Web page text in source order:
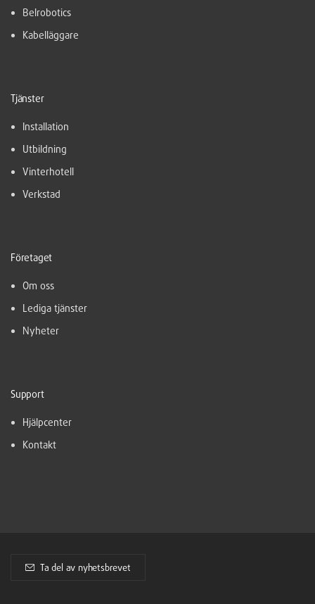
Belrobotics
Kabelläggare
Tjänster
Installation
Utbildning
Vinterhotell
Verkstad
Företaget
Om oss
Lediga tjänster
Nyheter
Support
Hjälpcenter
Kontakt
Ta del av nyhetsbrevet